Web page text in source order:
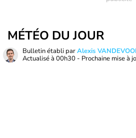
MÉTÉO DU JOUR
Bulletin établi parAlexis
Actualisé à 00h30 - Prochaine mise à